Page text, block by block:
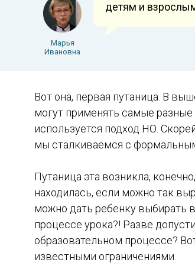
детям и
Марья
Ивановна
Вот она, первая путаница. В
могут применять самые разные
используется подход НО.
мы сталкиваемся с
Путаница эта возникла,
находилась, если можно так
можно дать ребенку выбирать
процессе урока?! Разве
образовательном процессе?
известными ограничениями.